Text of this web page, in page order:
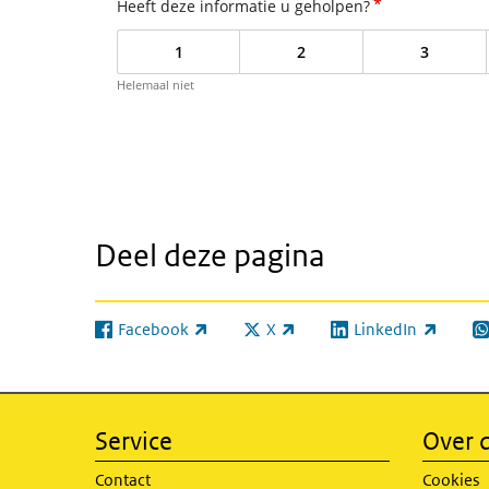
Heeft deze informatie u geholpen?
1 2 3
Helemaal niet
Deel deze pagina
Facebook
(externe link) X
(externe link) LinkedIn
(externe link)
Service
Contact
Over
Cookies